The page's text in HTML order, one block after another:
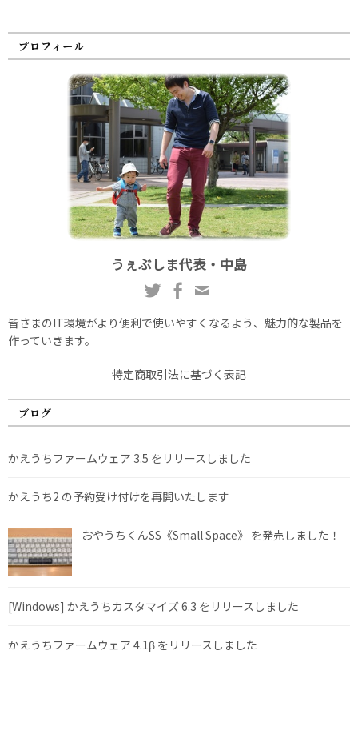
プロフィール
うぇぶしま代表・中島
皆さまのIT環境がより便利で使いやすくなるよう、魅力的な製品を
作っていきます。
特定商取引法に基づく表記
ブログ
かえうちファームウェア 3.5 をリリースしました
かえうち2 の予約受け付けを再開いたします
おやうちくんSS《Small Space》 を発売しました！
[Windows] かえうちカスタマイズ 6.3 をリリースしました
かえうちファームウェア 4.1β をリリースしました